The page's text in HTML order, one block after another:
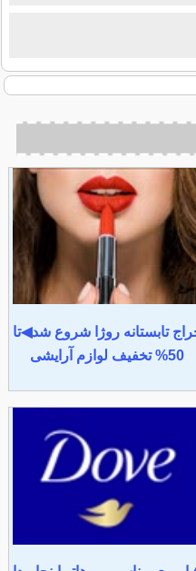
تابستانه روژا شروع شد◀تا
50% تخفیف لوازم آرایشی